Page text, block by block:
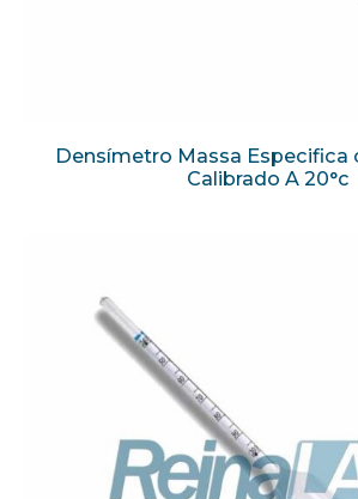
Densímetro Massa Especifica
Calibrado A 20°c